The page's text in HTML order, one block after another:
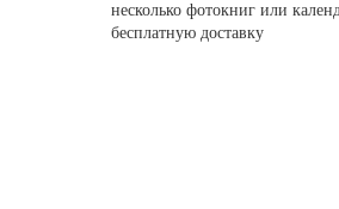
несколько фотокниг или
бесплатную доставку